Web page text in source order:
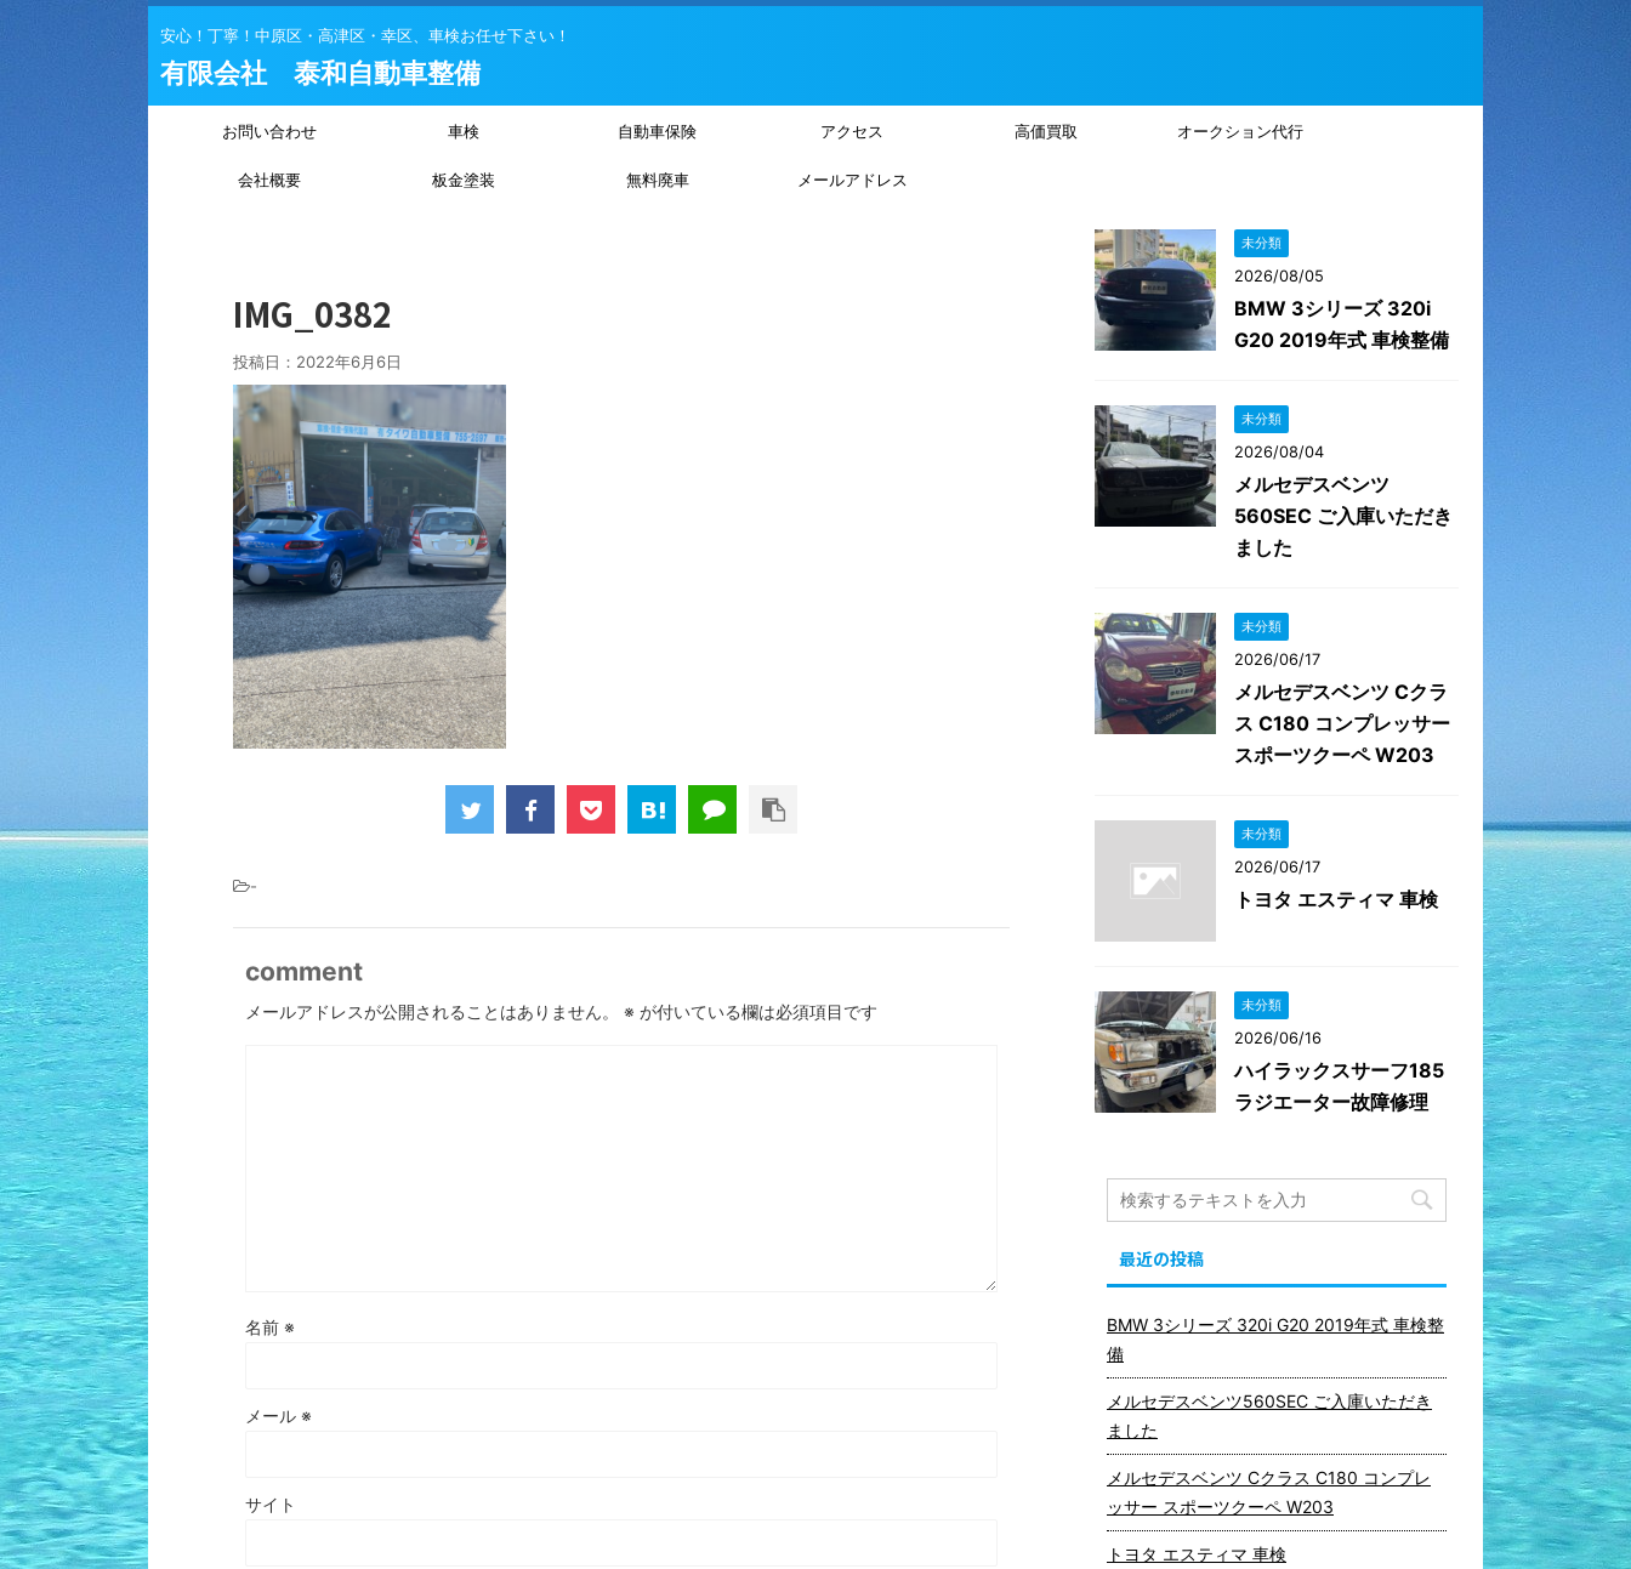
安心！丁寧！中原区・高津区・幸区、車検お任せ下さい！
有限会社 泰和自動車整備
お問い合わせ 車検 自動車保険 アクセス 高価買取 オークション代行
会社概要 板金塗装 無料廃車 メールアドレス
IMG_0382
投稿日： 2022年6月6日
-
comment
メールアドレスが公開されることはありません。 ※ が付いている欄は必須項目です
名前 ※
メール ※
サイト
未分類
2026/08/05
BMW 3シリーズ 320i
G20 2019年式 車検整備
未分類
2026/08/04
メルセデスベンツ
560SEC ご入庫いただき
ました
未分類
2026/06/17
メルセデスベンツ Cクラ
ス C180 コンプレッサー
スポーツクーペ W203
未分類
2026/06/17
トヨタ エスティマ 車検
未分類
2026/06/16
ハイラックスサーフ185
ラジエーター故障修理
最近の投稿
BMW 3シリーズ 320i G20 2019年式 車検整
備
メルセデスベンツ560SEC ご入庫いただき
ました
メルセデスベンツ Cクラス C180 コンプレ
ッサー スポーツクーペ W203
トヨタ エスティマ 車検